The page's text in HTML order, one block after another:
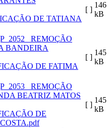
DE TATIANA
[ ]
146
kB
DE FATIMA
[ ]
145
kB
DE
[ ]
145
kB